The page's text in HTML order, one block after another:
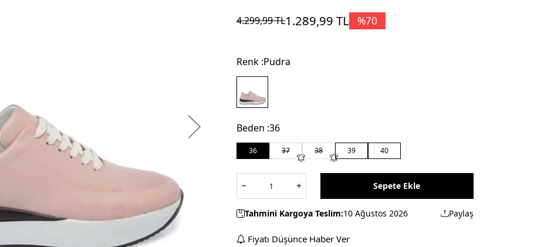
4.299,99TL1.289,99 TL %70
Renk :Pudra
Beden :36
36 37 38 39 40
Sepete Ekle
Tahmini Kargoya Teslim:10 Ağustos 2026 Paylaş
Fiyatı Düşünce Haber Ver